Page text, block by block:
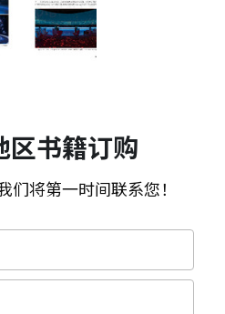
区书籍订购
将第一时间联系您！